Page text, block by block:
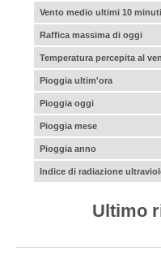
Vento medio ultimi 10 minuti
Raffica massima di oggi
Temperatura percepita al
Pioggia ultim'ora
Pioggia oggi
Pioggia mese
Pioggia anno
Indice di radiazione
Ultimo